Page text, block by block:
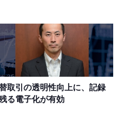
合があります。
オンライン上に掲示する
き、適切に取り扱うもの
取引の透明性向上に、記録
る電子化が有効